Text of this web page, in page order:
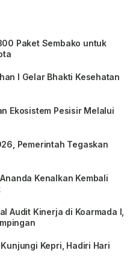
Paket Sembako untuk
I Gelar Bhakti Kesehatan
Ekosistem Pesisir Melalui
Pemerintah Tegaskan
Kenalkan Kembali
Audit Kinerja di Koarmada I,
Kepri, Hadiri Hari